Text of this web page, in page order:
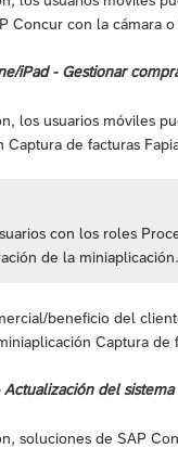
Concur con la cámara
iPad - Gestionar
los usuarios móviles
Captura de facturas
con los roles
de la miniaplicación.
beneficio del
Captura de
Actualización del
soluciones de SAP